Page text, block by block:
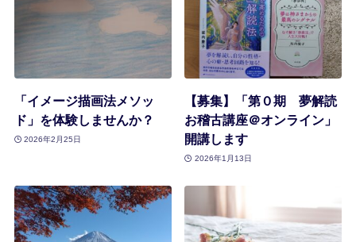
「イメージ描画法メソッ
ド」を体験しませんか？
2026年2月25日
【募集】「第０期 夢解読
お稽古講座＠オンライン」
開講します
2026年1月13日